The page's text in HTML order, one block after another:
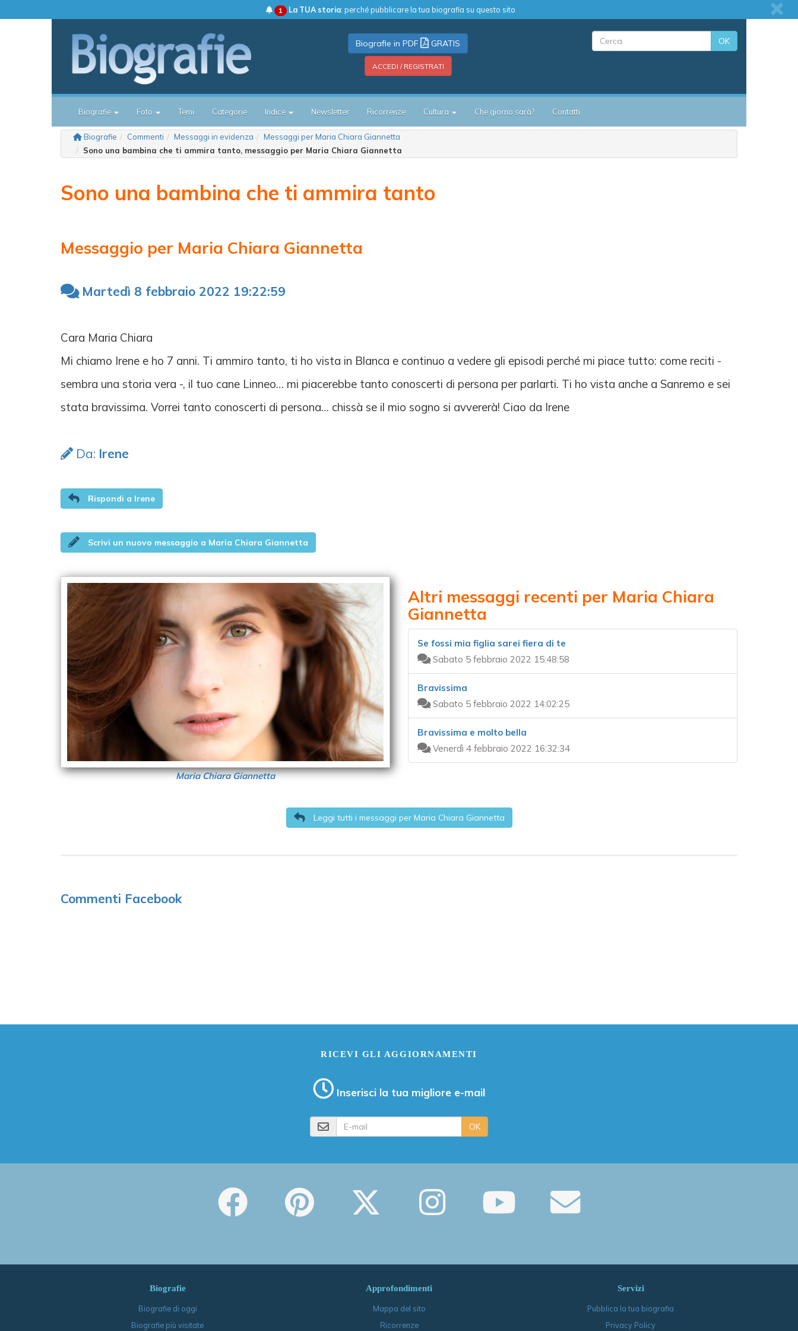
1 La TUA storia: perché pubblicare la tua biografia su questo sito
Biografie in PDF GRATIS
ACCEDI / REGISTRATI
OK
Biografie Foto Temi Categorie Indice Newsletter Ricorrenze Cultura Che giorno sarà? Contatti
Biografie Commenti Messaggi in evidenza
Messaggi per Maria Chiara Giannetta
Sono una bambina che ti ammira tanto, messaggio per Maria Chiara Giannetta
Sono una bambina che ti ammira tanto
Messaggio per Maria Chiara Giannetta
Martedì 8 febbraio 2022 19:22:59
Cara Maria Chiara
Mi chiamo Irene e ho 7 anni. Ti ammiro tanto, ti ho vista in Blanca e continuo a vedere gli episodi perché mi piace tutto: come reciti -
sembra una storia vera -, il tuo cane Linneo… mi piacerebbe tanto conoscerti di persona per parlarti. Ti ho vista anche a Sanremo e sei
stata bravissima. Vorrei tanto conoscerti di persona… chissà se il mio sogno si avvererà! Ciao da Irene
Da: Irene
Rispondi a Irene
Scrivi un nuovo messaggio a Maria Chiara Giannetta
Maria Chiara Giannetta
Altri messaggi recenti per Maria Chiara
Giannetta
Se fossi mia figlia sarei fiera di te
Sabato 5 febbraio 2022 15:48:58
Bravissima
Sabato 5 febbraio 2022 14:02:25
Bravissima e molto bella
Venerdì 4 febbraio 2022 16:32:34
Leggi tutti i messaggi per Maria Chiara Giannetta
Commenti Facebook
RICEVI GLI AGGIORNAMENTI
Inserisci la tua migliore e-mail
OK
Biografie
Biografie di oggi
Biografie più visitate
Approfondimenti
Mappa del sito
Ricorrenze
Servizi
Pubblica la tua biografia
Privacy Policy